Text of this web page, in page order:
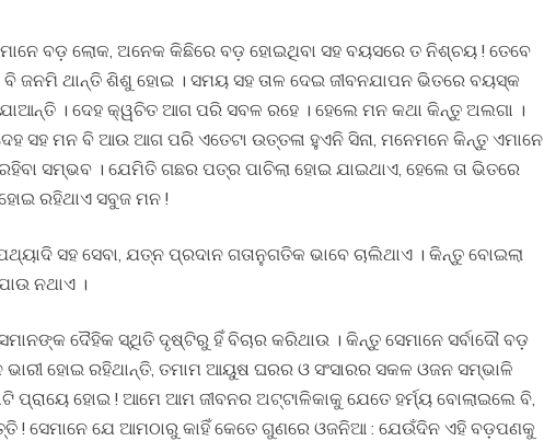
ବଡ଼ ଲୋକ, ଅନେକ କିଛିରେ ବଡ଼ ହୋଇଥିବା ସହ ବୟସରେ ତ ନିଶ୍ଚୟ ! ତେବେ
ବି ଜନମି ଥାନ୍ତି ଶିଶୁ ହୋଇ । ସମୟ ସହ ତାଳ ଦେଇ ଜୀବନଯାପନ ଭିତରେ ବୟସ୍କ
। ଦେହ କ୍ୱଚିତ ଆଗ ପରି ସବଳ ରହେ । ହେଲେ ମନ କଥା କିନ୍ତୁ ଅଲଗା ।
ସହ ମନ ବି ଆଉ ଆଗ ପରି ଏତେଟା ଉତ୍ତଳା ହୁଏନି ସିନା, ମନେମନେ କିନ୍ତୁ ଏମାନେ
ସମ୍ଭବ । ଯେମିତି ଗଛର ପତ୍ର ପାଚିଲା ହୋଇ ଯାଇଥାଏ, ହେଲେ ତା ଭିତରେ
ହୋଇ ରହିଥାଏ ସବୁଜ ମନ !
ସହ ସେବା, ଯତ୍ନ ପ୍ରଦାନ ଗତାନୁଗତିକ ଭାବେ ଚାଲିଥାଏ । କିନ୍ତୁ ବୋଇଲା
ନଥାଏ ।
ଦୈହିକ ସ୍ଥିତି ଦୃଷ୍ଟିରୁ ହିଁ ବିଚାର କରିଥାଉ । କିନ୍ତୁ ସେମାନେ ସର୍ବାଦୌ ବଡ଼
ଭାରୀ ହୋଇ ରହିଥାନ୍ତି, ତମାମ ଆୟୁଷ ଘରର ଓ ସଂସାରର ସକଳ ଓଜନ ସମ୍ଭାଳି
ପ୍ରାୟେ ହୋଇ ! ଆମେ ଆମ ଜୀବନର ଅଟ୍ଟାଳିକାକୁ ଯେତେ ହର୍ମ୍ୟ ବୋଲାଇଲେ ବି,
! ସେମାନେ ଯେ ଆମଠାରୁ କାହିଁ କେତେ ଗୁଣରେ ଓଜନିଆ : ଯେଉଁଦିନ ଏହି ବଡ଼ପଣକୁ